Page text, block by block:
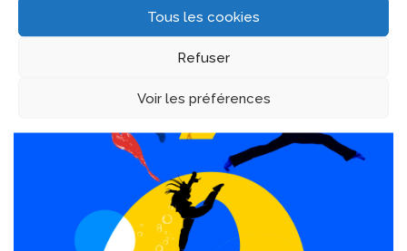
Tous les cookies
Refuser
Voir les préférences
> Les galas passés